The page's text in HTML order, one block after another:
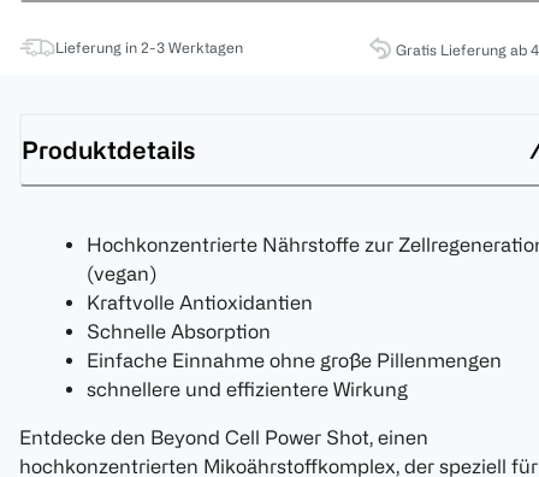
Lieferung in 2-3 Werktagen Gratis Lieferung ab
Produktdetails
Hochkonzentrierte Nährstoffe zur
(vegan)
Kraftvolle Antioxidantien
Schnelle Absorption
Einfache Einnahme ohne große Pillenmengen
schnellere und effizientere Wirkung
Entdecke den Beyond Cell Power Shot, einen
hochkonzentrierten Mikoährstoffkomplex, der speziell für